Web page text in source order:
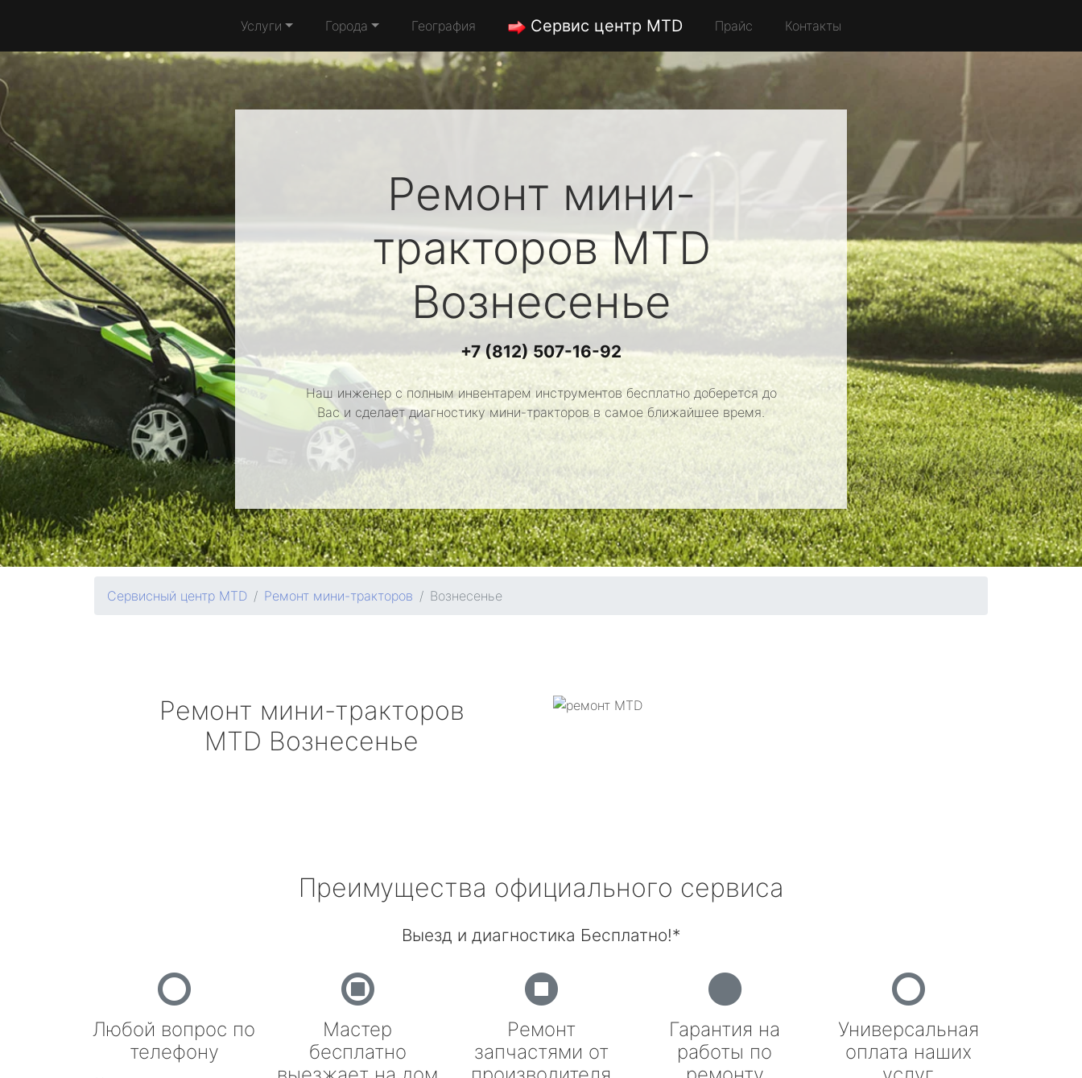
Услуги Города География Сервис центр MTD Прайс Контакты
Ремонт мини-
тракторовMTD
Вознесенье
+7 (812) 507-16-92
Наш инженер с полным инвентарем инструментов бесплатно доберется до
Вас и сделает диагностику мини-тракторов в самое ближайшее время.
Сервисный центр MTD Ремонт мини-тракторов Вознесенье
Ремонт мини-тракторов
MTD Вознесенье
Преимущества официального сервиса
Выезд и диагностика Бесплатно!*
Любой вопрос по
телефону
Мастер
бесплатно
Ремонт
запчастями от
Гарантия на
работы по
Универсальная
оплата наших